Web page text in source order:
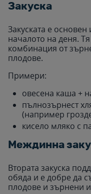
Закуска
Закуската е
началото на деня.
комбинация от
плодове.
Примери:
овесена каша +
пълнозърнест
(например
кисело мляко с
Междинна
Втората закуска
обяда и е добре да
плодове и зърнени